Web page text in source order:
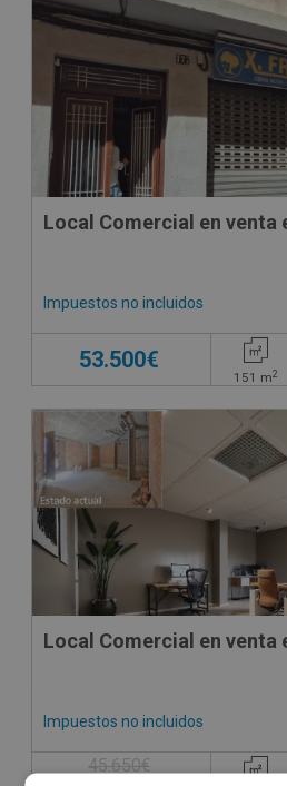
SUJETO A IVA
Local Comercial en venta
Impuestos no incluidos
53.500€
151 m2
Local Comercial en venta
Impuestos no incluidos
45.650€